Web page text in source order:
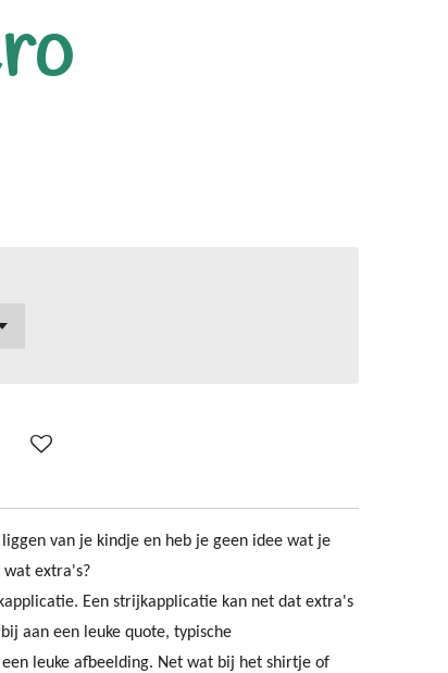
van je kindje en heb je geen idee wat je
extra's?
Een strijkapplicatie kan net dat extra's
aan een leuke quote, typische
leuke afbeelding. Net wat bij het shirtje of